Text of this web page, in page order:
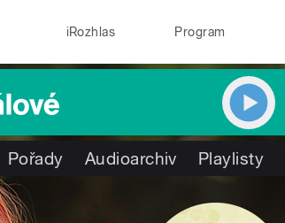
iRozhlas Program
Pořady Audioarchiv Playlisty